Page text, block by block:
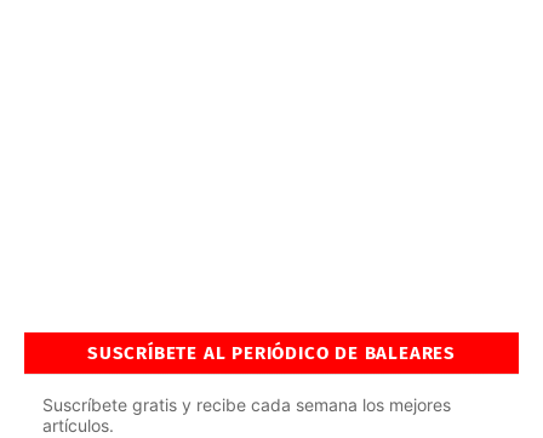
SUSCRÍBETE AL PERIÓDICO DE BALEARES
Suscríbete gratis y recibe cada semana los mejores
artículos.